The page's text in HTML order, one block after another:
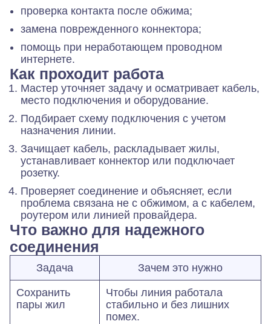
проверка контакта после обжима;
замена поврежденного коннектора;
помощь при неработающем проводном
интернете.
Как проходит работа
Мастер уточняет задачу и осматривает кабель,
место подключения и оборудование.
Подбирает схему подключения с учетом
назначения линии.
Зачищает кабель, раскладывает жилы,
устанавливает коннектор или подключает
розетку.
Проверяет соединение и объясняет, если
проблема связана не с обжимом, а с кабелем,
роутером или линией провайдера.
Что важно для надежного
соединения
Задача Зачем это нужно
Сохранить
пары жил
Чтобы линия работала
стабильно и без лишних
помех.